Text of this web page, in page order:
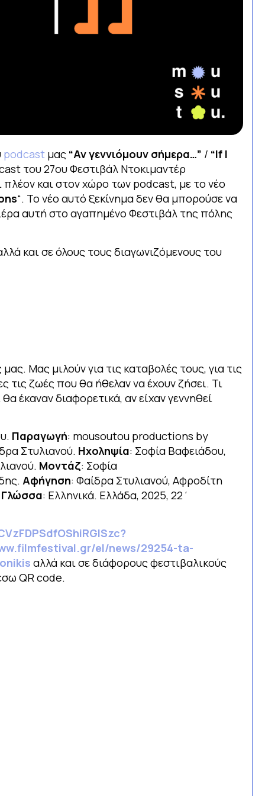
podcast μας “Αν γεννιόμουν σήμερα…” / “If I
του 27ου Φεστιβάλ Ντοκιμαντέρ
και στον χώρο των podcast, με το νέο
“. Το νέο αυτό ξεκίνημα δεν θα μπορούσε να
αυτή στο αγαπημένο Φεστιβάλ της πόλης
και σε όλους τους διαγωνιζόμενους του
Μας μιλούν για τις καταβολές τους, για τις
τις ζωές που θα ήθελαν να έχουν ζήσει. Τι
έκαναν διαφορετικά, αν είχαν γεννηθεί
Παραγωγή: mousoutou productions by
Στυλιανού. Ηχοληψία: Σοφία Βαφειάδου,
Μοντάζ: Σοφία
Αφήγηση: Φαίδρα Στυλιανού, Αφροδίτη
Γλώσσα: Ελληνικά. Ελλάδα, 2025, 22΄
el/news/29254-ta-
αλλά και σε διάφορους φεστιβαλικούς
QR code.